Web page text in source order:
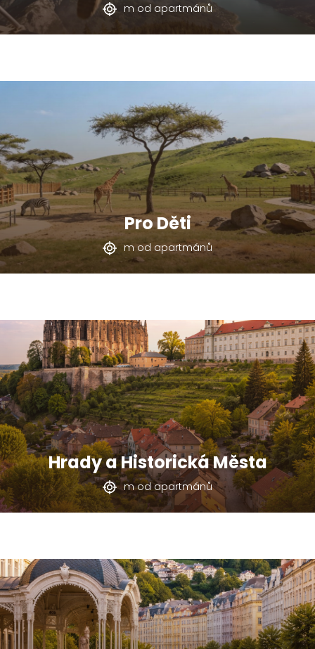
m od apartmánů
Pro Děti
m od apartmánů
Hrady a Historická Města
m od apartmánů